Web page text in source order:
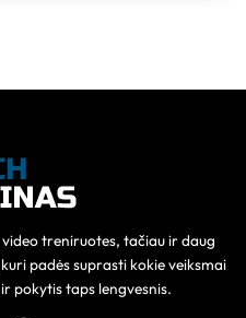
treniruotes, tačiau ir daug
padės suprasti kokie veiksmai
pokytis taps lengvesnis.